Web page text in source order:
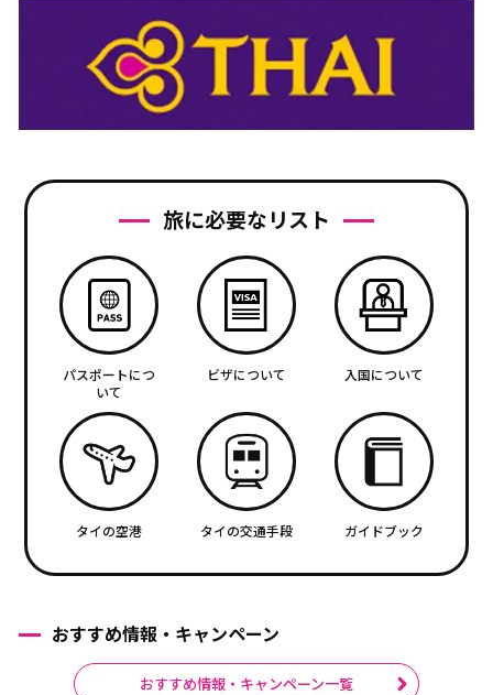
旅に必要なリスト
パスポートにつ
いて
ビザについて 入国について
タイの空港 タイの交通手段 ガイドブック
おすすめ情報・キャンペーン
おすすめ情報・キャンペーン一覧